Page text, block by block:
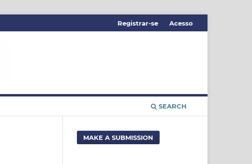
SEARCH
Registrar-se Acesso
MAKE A SUBMISSION